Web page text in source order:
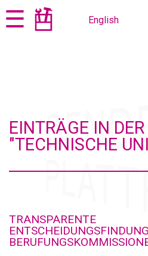
Zum
Seiteninhalt
Zur
Navigation
☰ English
EINTRÄGE IN
"TECHNISCHE
TRANSPARENTE